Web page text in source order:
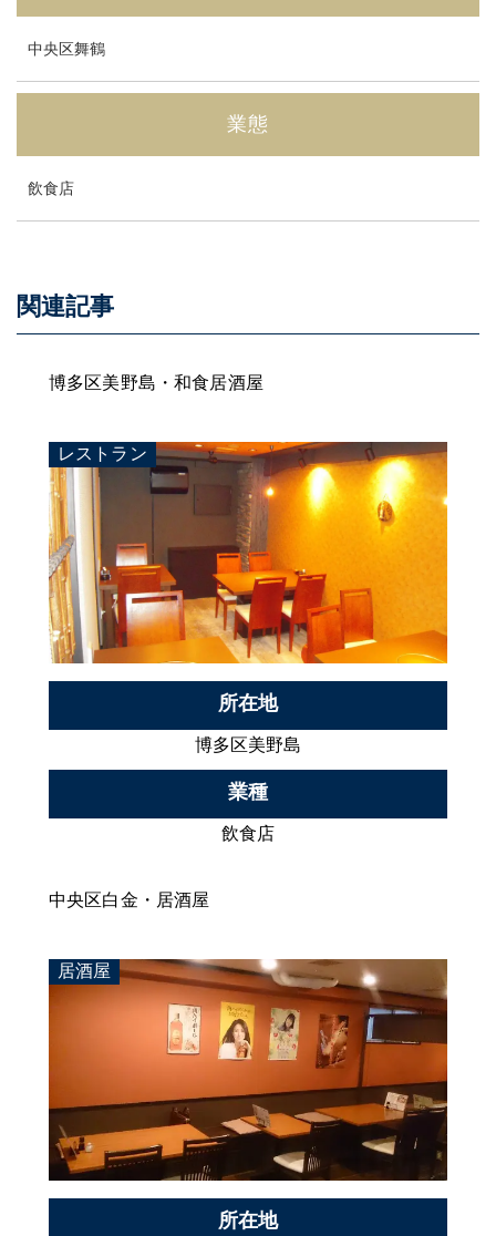
中央区舞鶴
業態
飲食店
関連記事
博多区美野島・和食居酒屋
レストラン
所在地
博多区美野島
業種
飲食店
中央区白金・居酒屋
居酒屋
所在地